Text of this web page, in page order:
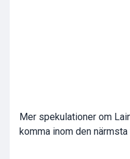
Mer spekulationer om
komma inom den närmsta